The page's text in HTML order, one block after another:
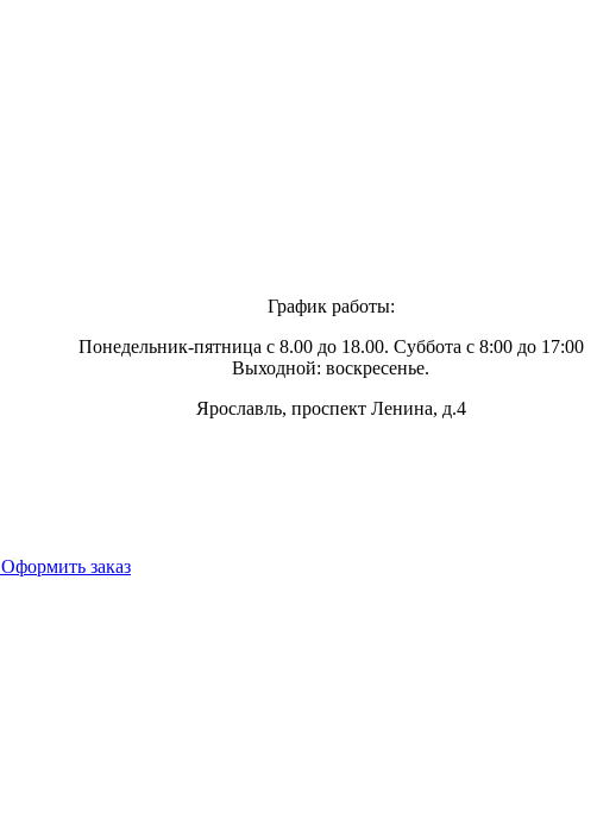
График работы:
Понедельник-пятница с 8.00 до 18.00. Суббота с 8:00 до 17:00
Выходной: воскресенье.
Ярославль, проспект Ленина, д.4
Оформить заказ